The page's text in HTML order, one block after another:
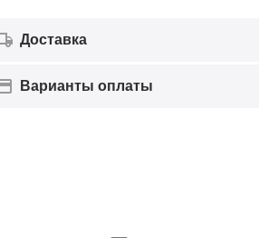
Доставка
Варианты оплаты